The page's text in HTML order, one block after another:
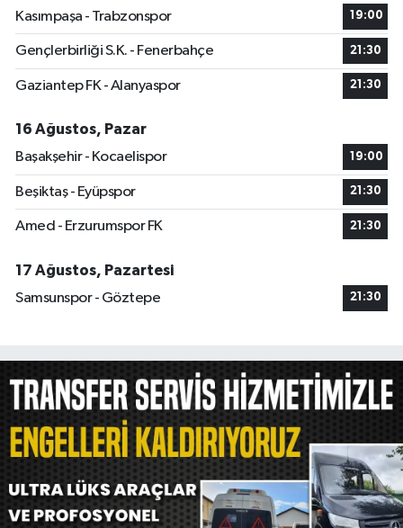
Kasımpaşa - Trabzonspor 19:00
Gençlerbirliği S.K. - Fenerbahçe 21:30
Gaziantep FK - Alanyaspor 21:30
16 Ağustos, Pazar
Başakşehir - Kocaelispor
19:00
Beşiktaş - Eyüpspor 21:30
Amed - Erzurumspor FK 21:30
17 Ağustos, Pazartesi
Samsunspor - Göztepe
21:30